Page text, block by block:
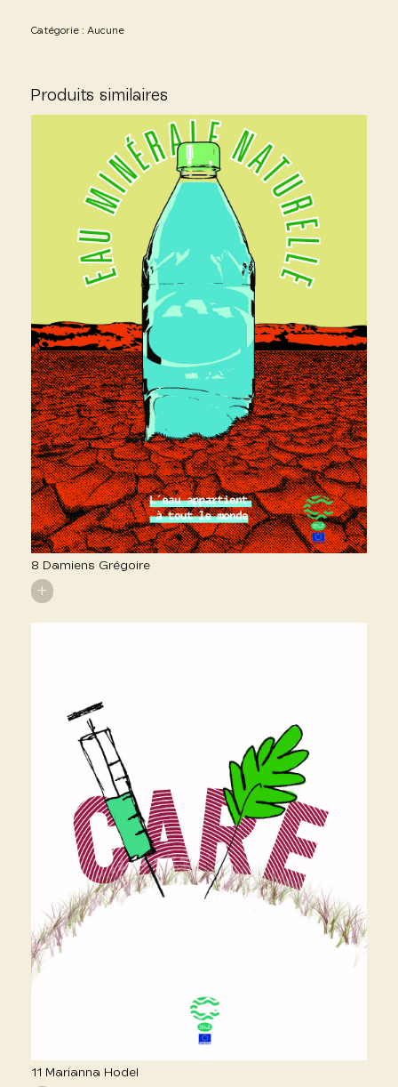
Catégorie : Aucune
Produits similaires
8 Damiens Grégoire
+
11 Marianna Hodel